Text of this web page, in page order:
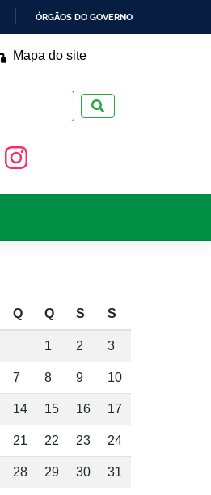
ÓRGÃOS DO GOVERNO
Mapa do site
Q Q S S
1 2 3
7 8 9 10
14 15 16 17
21 22 23 24
28 29 30 31